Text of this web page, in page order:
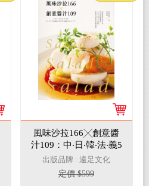
風味沙拉166╳創意醬
汁109：中‧日‧韓‧法‧義5
國名廚私傳
出版品牌 : 遠足文化
定價 $599